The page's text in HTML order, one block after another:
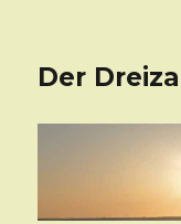
Der